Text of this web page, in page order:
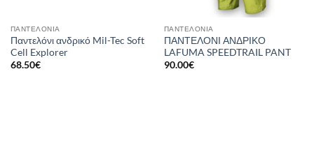
ΠΑΝΤΕΛΌΝΙΑ
Παντελόνι ανδρικό Mil-Tec Soft
Cell Explorer
68.50€
ΠΑΝΤΕΛΌΝΙΑ
ΠΑΝΤΕΛΟΝΙ ΑΝΔΡΙΚΟ
LAFUMA SPEEDTRAIL PANT
90.00€